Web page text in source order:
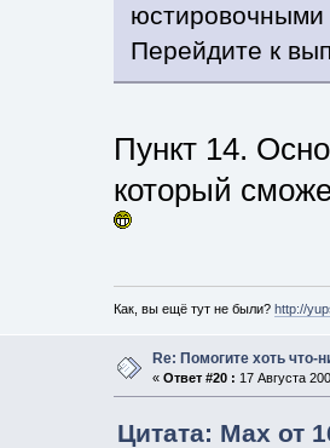
юстировочными
Перейдите к
Пункт 14.
который
Как, вы ещё тут не были? http://
Re: Помогите хоть что-
« Ответ #20 : 17 Августа
Цитата: Max от